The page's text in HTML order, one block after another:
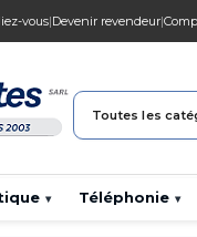
vous|Devenir revendeur|
Toutes les
▾ Téléphonie ▾